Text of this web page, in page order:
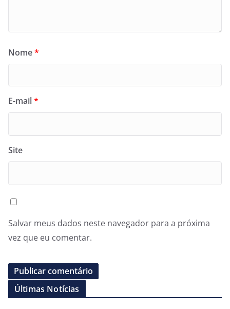
Nome*
E-mail*
Site
Salvar meus dados neste navegador para a próxima
vez que eu comentar.
Últimas Notícias